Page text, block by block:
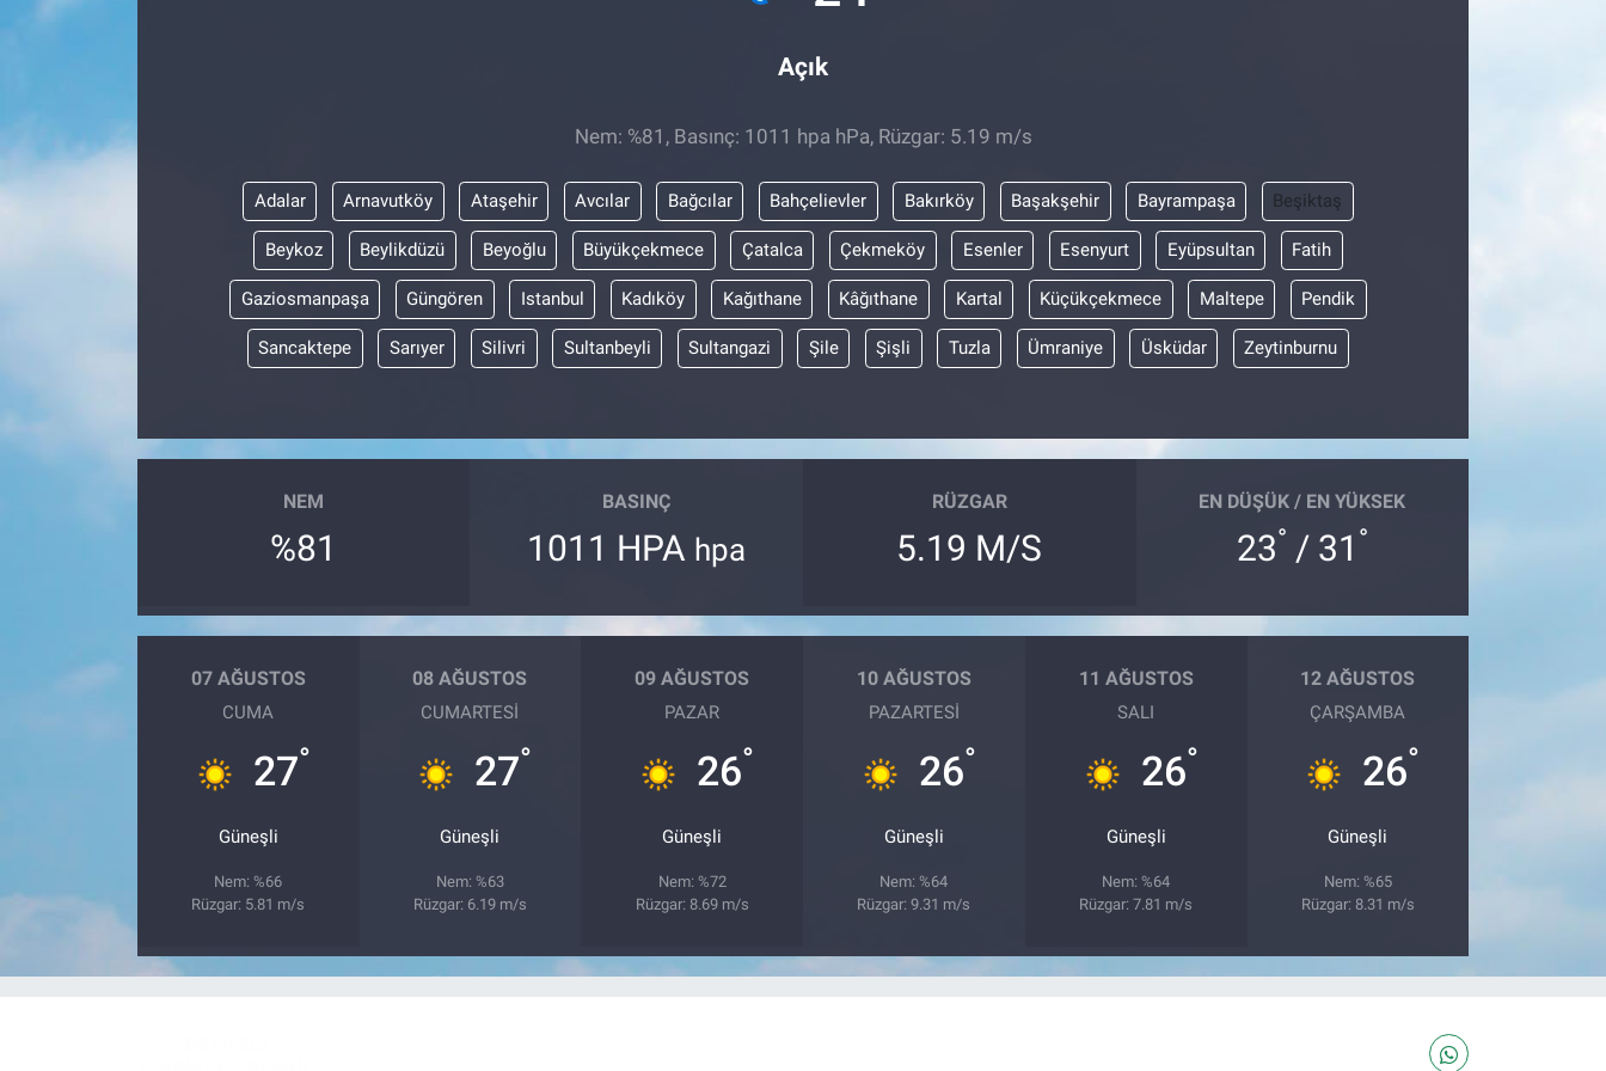
Açık
Nem: %81, Basınç: 1011 hpa hPa, Rüzgar: 5.19 m/s
Adalar Arnavutköy Ataşehir Avcılar Bağcılar Bahçelievler Bakırköy Başakşehir Bayrampaşa Beşiktaş
Beykoz Beylikdüzü Beyoğlu Büyükçekmece Çatalca Çekmeköy Esenler Esenyurt Eyüpsultan Fatih
Gaziosmanpaşa Güngören Istanbul Kadıköy Kağıthane Kâğıthane Kartal Küçükçekmece Maltepe Pendik
Sancaktepe Sarıyer Silivri Sultanbeyli Sultangazi Şile Şişli Tuzla Ümraniye Üsküdar Zeytinburnu
NEM
%81
BASINÇ
1011 HPA hpa
RÜZGAR
5.19 M/S
EN DÜŞÜK / EN YÜKSEK
23° / 31 °
07 AĞUSTOS
CUMA
27°
Güneşli
Nem: %66
Rüzgar: 5.81 m/s
08 AĞUSTOS
CUMARTESI
27°
Güneşli
Nem: %63
Rüzgar: 6.19 m/s
09 AĞUSTOS
PAZAR
26°
Güneşli
Nem: %72
Rüzgar: 8.69 m/s
10 AĞUSTOS
PAZARTESI
26°
Güneşli
Nem: %64
Rüzgar: 9.31 m/s
11 AĞUSTOS
SALI
26°
Güneşli
Nem: %64
Rüzgar: 7.81 m/s
12 AĞUSTOS
ÇARŞAMBA
26°
Güneşli
Nem: %65
Rüzgar: 8.31 m/s